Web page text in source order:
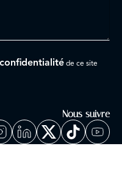
de ce site
Nous suivre